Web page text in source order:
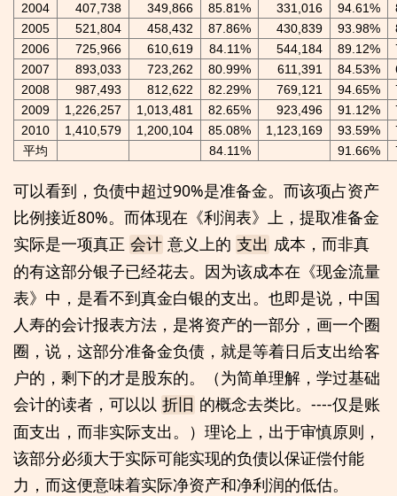
2004
407,738 349,866 85.81% 331,016 94.61%
2005
521,804 458,432 87.86% 430,839 93.98%
2006
725,966 610,619 84.11% 544,184 89.12%
2007
893,033 723,262 80.99% 611,391 84.53%
2008
987,493 812,622 82.29% 769,121 94.65%
2009
1,226,257 1,013,481 82.65% 923,496 91.12%
2010
1,410,579 1,200,104 85.08% 1,123,169 93.59%
平均
84.11% 91.66%
可以看到，负债中超过90%是准备金。而该项占资产
比例接近80%。而体现在《利润表》上，提取准备金
实际是一项真正 会计 意义上的 支出 成本，而非真
的有这部分银子已经花去。因为该成本在《现金流量
表》中，是看不到真金白银的支出。也即是说，中国
人寿的会计报表方法，是将资产的一部分，画一个圈
圈，说，这部分准备金负债，就是等着日后支出给客
户的，剩下的才是股东的。（为简单理解，学过基础
会计的读者，可以以 折旧 的概念去类比。----仅是账
面支出，而非实际支出。）理论上，出于审慎原则，
该部分必须大于实际可能实现的负债以保证偿付能
力，而这便意味着实际净资产和净利润的低估。